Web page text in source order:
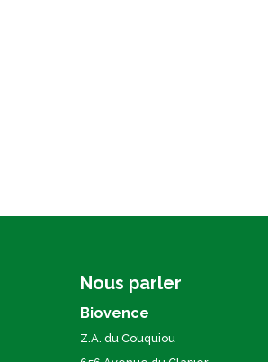
Nous parler
Biovence
Z.A. du Couquiou